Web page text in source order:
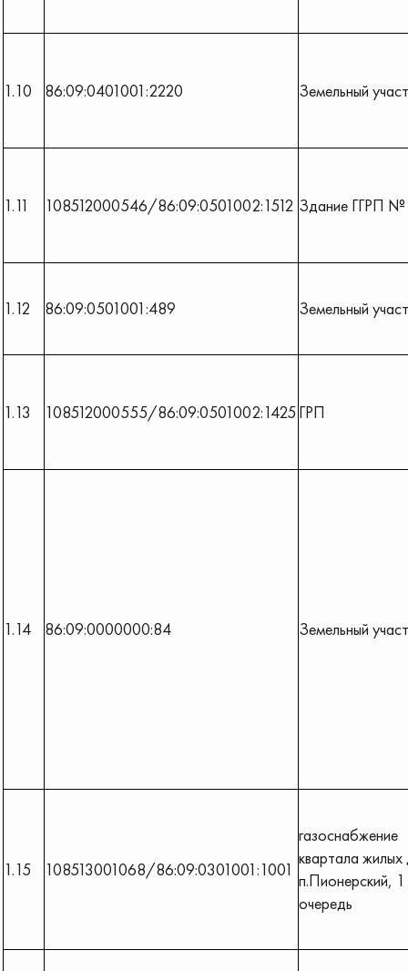
1.10 86:09:0401001:2220 Земельный
1.11 108512000546/86:09:0501002:1512 Здание ГГРП
1.12 86:09:0501001:489 Земельный
1.13 108512000555/86:09:0501002:1425 ГРП
1.14 86:09:0000000:84 Земельный
1.15 108513001068/86:09:0301001:1001
газоснабжение
квартала
п.Пионерский, 1
очередь